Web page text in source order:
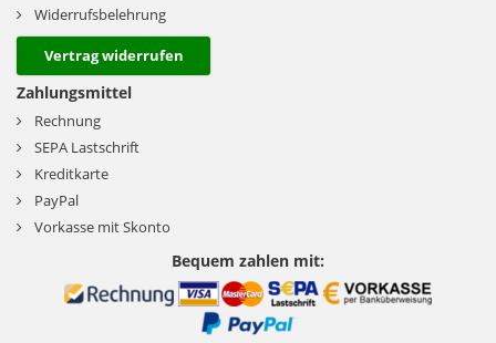
Widerrufsbelehrung
Vertrag widerrufen
Zahlungsmittel
Rechnung
SEPA Lastschrift
Kreditkarte
PayPal
Vorkasse mit Skonto
Bequem zahlen mit: